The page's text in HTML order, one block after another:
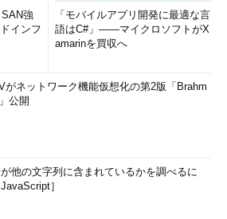
果を何かしらの解釈や分析に用いても問
最も豊富であると言えます。
類2つと尺度4つについて、それぞれ
ょう。
強
インフ
「モバイルアプリ開発に最適な言
語はC#」――マイクロソフトがX
amarinを買収へ
がネットワーク機能仮想化の第2版「Brahm
公開
他の文字列に含まれているかを調べるに
］